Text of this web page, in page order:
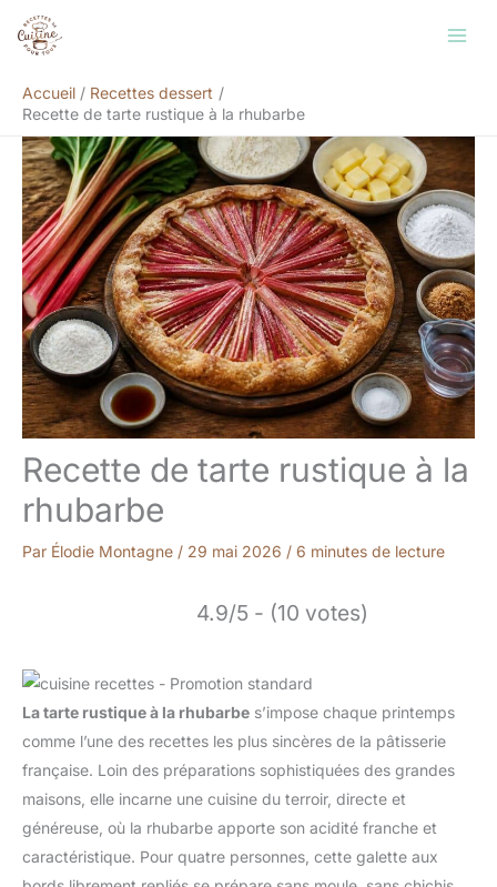
Accueil
Recettes dessert
Recette de tarte rustique à la rhubarbe
Recette de tarte rustique à la
rhubarbe
Par Élodie Montagne / 29 mai 2026 / 6 minutes de lecture
4.9/5 - (10 votes)
La tarte rustique à la rhubarbe s’impose chaque printemps
comme l’une des recettes les plus sincères de la pâtisserie
française. Loin des préparations sophistiquées des grandes
maisons, elle incarne une cuisine du terroir, directe et
généreuse, où la rhubarbe apporte son acidité franche et
caractéristique. Pour quatre personnes, cette galette aux
Rechercher